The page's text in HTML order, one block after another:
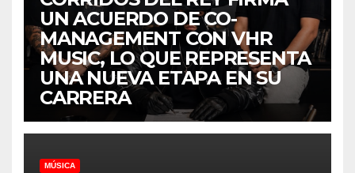
UN ACUERDO DE CO-
MANAGEMENT CON VHR
MUSIC, LO QUE REPRESENTA
UNA NUEVA ETAPA EN SU
CARRERA
MÚSICA